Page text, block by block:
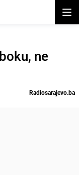
ne
Radiosarajevo.ba